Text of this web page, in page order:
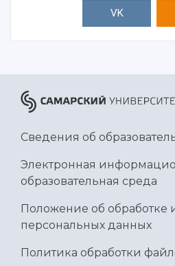
VK
Сведения об
Электронная
образовательная среда
Положение об обработке
персональных данных
Политика обработки